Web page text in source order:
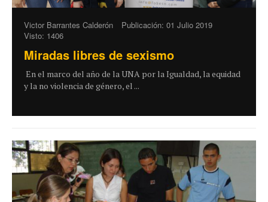
Victor Barrantes Calderón
Publicación: 01 Julio 2019
Visto: 1406
Miradas libres de sexismo
En el marco del año de la UNA por la Igualdad, la equidad
y la no violencia de género, el ...